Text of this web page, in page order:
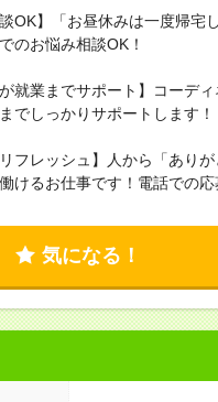
談OK】「お昼休みは一度帰
のお悩み相談OK！
が就業までサポート】コーデ
でしっかりサポートします！
リフレッシュ】人から「あり
けるお仕事です！電話での応
気になる！